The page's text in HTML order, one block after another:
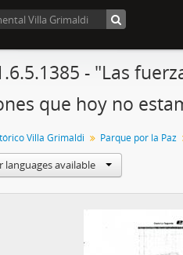
- "Las
que hoy no
Villa Grimaldi Parque por la Paz
languages available